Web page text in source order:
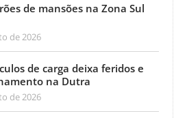
de mansões na Zona Sul
de 2026
de carga deixa feridos e
na Dutra
de 2026